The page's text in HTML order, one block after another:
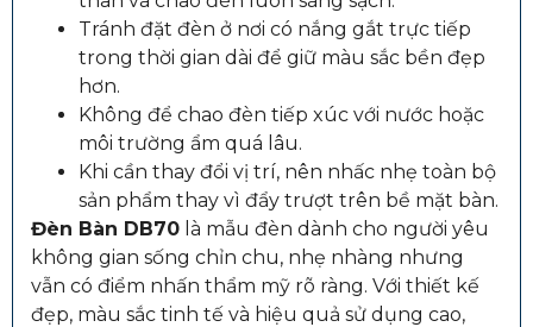
Tránh đặt đèn ở nơi có nắng gắt trực tiếp
trong thời gian dài để giữ màu sắc bền đẹp
hơn.
Không để chao đèn tiếp xúc với nước hoặc
môi trường ẩm quá lâu.
Khi cần thay đổi vị trí, nên nhấc nhẹ toàn bộ
sản phẩm thay vì đẩy trượt trên bề mặt bàn.
Đèn Bàn DB70 là mẫu đèn dành cho người yêu
không gian sống chỉn chu, nhẹ nhàng nhưng
vẫn có điểm nhấn thẩm mỹ rõ ràng. Với thiết kế
đẹp, màu sắc tinh tế và hiệu quả sử dụng cao,